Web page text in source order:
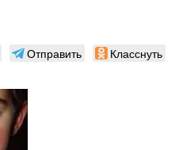
Отправить Класснуть